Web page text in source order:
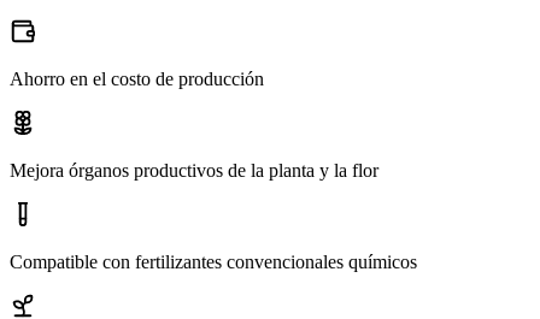
Ahorro en el costo de producción
Mejora órganos productivos de la planta y la flor
Compatible con fertilizantes convencionales químicos